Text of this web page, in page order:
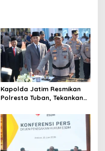
Kapolda Jatim Resmikan
Polresta Tuban, Tekankan
Profesionalisme dan
Pelayanan Publik